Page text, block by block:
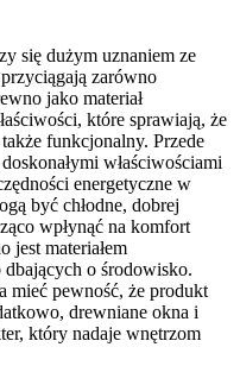
się dużym uznaniem ze
zarówno
jako materiał
które sprawiają, że
funkcjonalny. Przede
właściwościami
energetyczne w
być chłodne, dobrej
wpłynąć na komfort
jest materiałem
o środowisko.
mieć pewność, że produkt
drewniane okna i
który nadaje wnętrzom